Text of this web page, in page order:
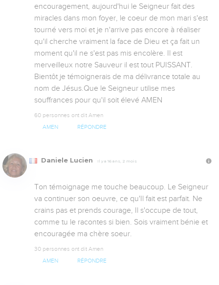
encouragement, aujourd'hui le Seigneur fait des
miracles dans mon foyer, le coeur de mon mari s'est
tourné vers moi et je n'arrive pas encore à réaliser
qu'il cherche vraiment la face de Dieu et ça fait un
moment qu'il ne s'est pas mis encolère. Il est
merveilleux notre Sauveur il est tout PUISSANT.
Bientôt je témoignerais de ma délivrance totale au
nom de Jésus.Que le Seigneur utilise mes
souffrances pour qu'il soit élevé AMEN
60 personnes ont dit Amen
AMEN RÉPONDRE
Daniele Lucien Il y a 16 ans, 2 mois
Ton témoignage me touche beaucoup. Le Seigneur
va continuer son oeuvre, ce qu'Il fait est parfait. Ne
crains pas et prends courage, Il s'occupe de tout,
comme tu le racontes si bien. Sois vraiment bénie et
encouragée ma chère soeur.
30 personnes ont dit Amen
AMEN RÉPONDRE